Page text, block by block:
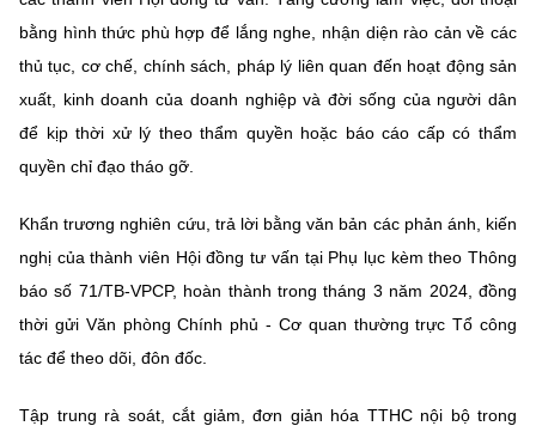
bằng hình thức phù hợp để lắng nghe, nhận diện rào cản về các
thủ tục, cơ chế, chính sách, pháp lý liên quan đến hoạt động sản
xuất, kinh doanh của doanh nghiệp và đời sống của người dân
để kịp thời xử lý theo thẩm quyền hoặc báo cáo cấp có thẩm
quyền chỉ đạo tháo gỡ.
Khẩn trương nghiên cứu, trả lời bằng văn bản các phản ánh, kiến
nghị của thành viên Hội đồng tư vấn tại Phụ lục kèm theo Thông
báo số 71/TB-VPCP, hoàn thành trong tháng 3 năm 2024, đồng
thời gửi Văn phòng Chính phủ - Cơ quan thường trực Tổ công
tác để theo dõi, đôn đốc.
Tập trung rà soát, cắt giảm, đơn giản hóa TTHC nội bộ trong